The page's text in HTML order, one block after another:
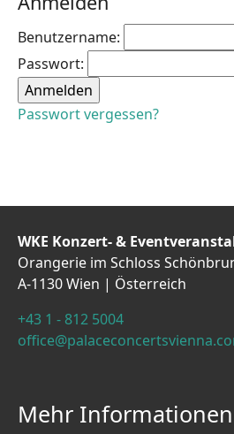
Benutzername:
Passwort:
Passwort vergessen?
WKE Konzert- &
Orangerie im Schloss
A-1130 Wien | Österreich
+43 1 - 812 5004
Mehr Informationen